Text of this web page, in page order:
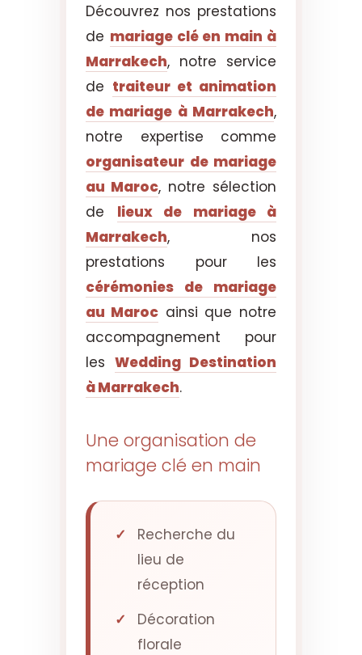
Découvrez nos prestations
de mariage clé en main à
Marrakech, notre service
de traiteur et animation
de mariage à Marrakech,
notre expertise comme
organisateur de mariage
au Maroc, notre sélection
de lieux de mariage à
Marrakech, nos
prestations pour les
cérémonies de mariage
au Marocainsi que notre
accompagnement pour
les Wedding Destination
à Marrakech.
Une organisation de
mariage clé en main
Recherche du
lieu de
réception
Décoration
florale